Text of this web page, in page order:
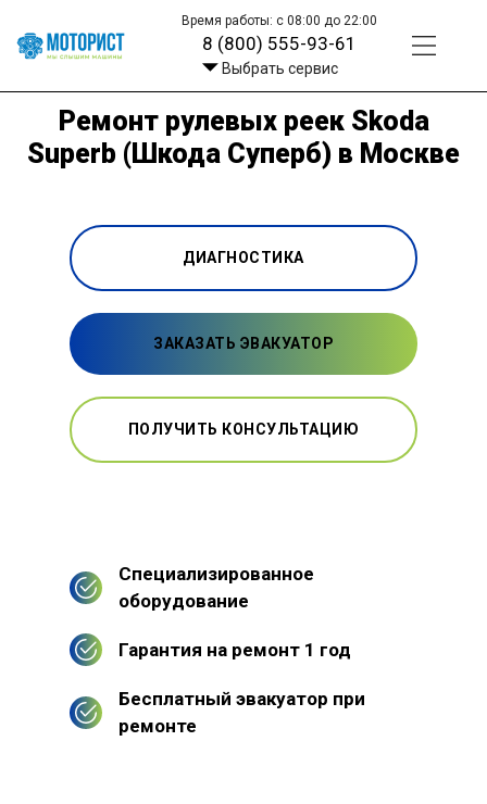
Время работы: с 08:00 до 22:00
8 (800) 555-93-61
Выбрать сервис
Ремонт рулевых реек Skoda
Superb (Шкода Суперб) в Москве
ДИАГНОСТИКА
ЗАКАЗАТЬ ЭВАКУАТОР
ПОЛУЧИТЬ КОНСУЛЬТАЦИЮ
Специализированное
оборудование
Гарантия на ремонт 1 год
Бесплатный эвакуатор при
ремонте